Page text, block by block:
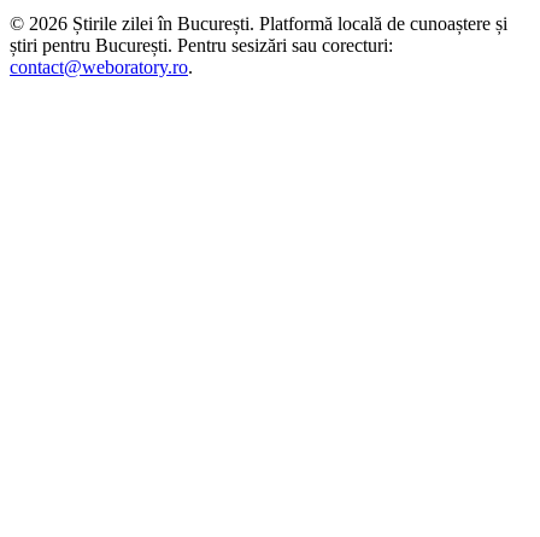
© 2026 Știrile zilei în București. Platformă locală de cunoaștere și
știri pentru București. Pentru sesizări sau corecturi:
contact@weboratory.ro.